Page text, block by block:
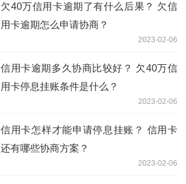
欠40万信用卡逾期了有什么后果？ 欠信
用卡逾期怎么申请协商？
2023-02-06
信用卡逾期多久协商比较好？ 欠40万信
用卡停息挂账条件是什么？
2023-02-06
信用卡怎样才能申请停息挂账？ 信用卡
还有哪些协商方案？
2023-02-06